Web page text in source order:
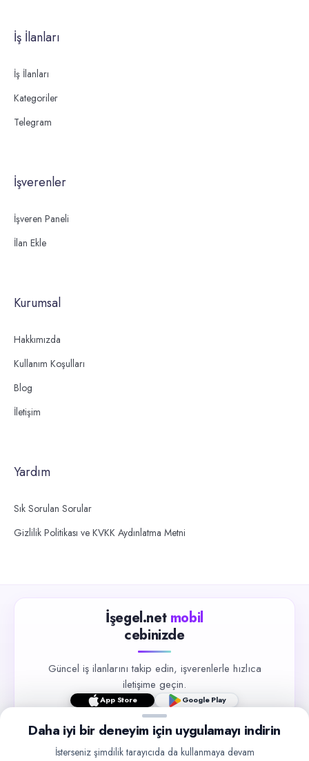
İş İlanları
İş İlanları
Kategoriler
Telegram
İşverenler
İşveren Paneli
İlan Ekle
Kurumsal
Hakkımızda
Kullanım Koşulları
Blog
İletişim
Yardım
Sık Sorulan Sorular
Gizlilik Politikası ve KVKK Aydınlatma Metni
İşegel.net mobil
cebinizde
Güncel iş ilanlarını takip edin, işverenlerle hızlıca
iletişime geçin.
App Store Google Play
Daha iyi bir deneyim için uygulamayı indirin
İsterseniz şimdilik tarayıcıda da kullanmaya devam